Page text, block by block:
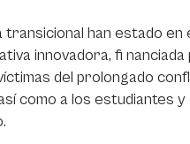
han estado en
innovadora, fi nanciada
del prolongado
como a los estudiantes y